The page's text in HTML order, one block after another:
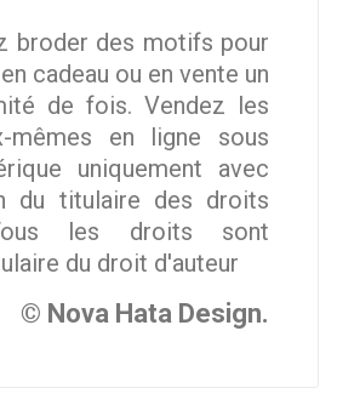
broder des motifs pour
cadeau ou en vente un
de fois. Vendez les
mêmes en ligne sous
uniquement avec
du titulaire des droits
les droits sont
du droit d'auteur
© Nova Hata Design.